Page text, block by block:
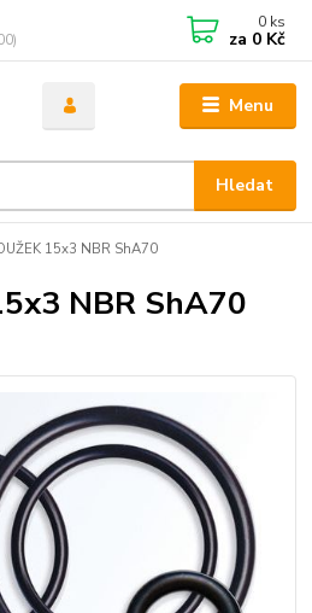
Menu
Hledat
0 ks
za 0 Kč
15x3 NBR ShA70
NBR ShA70